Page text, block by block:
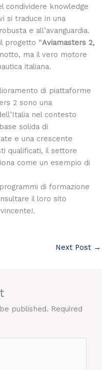
condividere knowledge
si traduce in una
e all’avanguardia.
progetto “Aviamasters 2,
ma il vero motore
italiana.
di piattaforme
2 sono una
nel contesto
solida di
e una crescente
qualificati, il settore
come un esempio di
di formazione
il loro sito
Next Post →
published. Required